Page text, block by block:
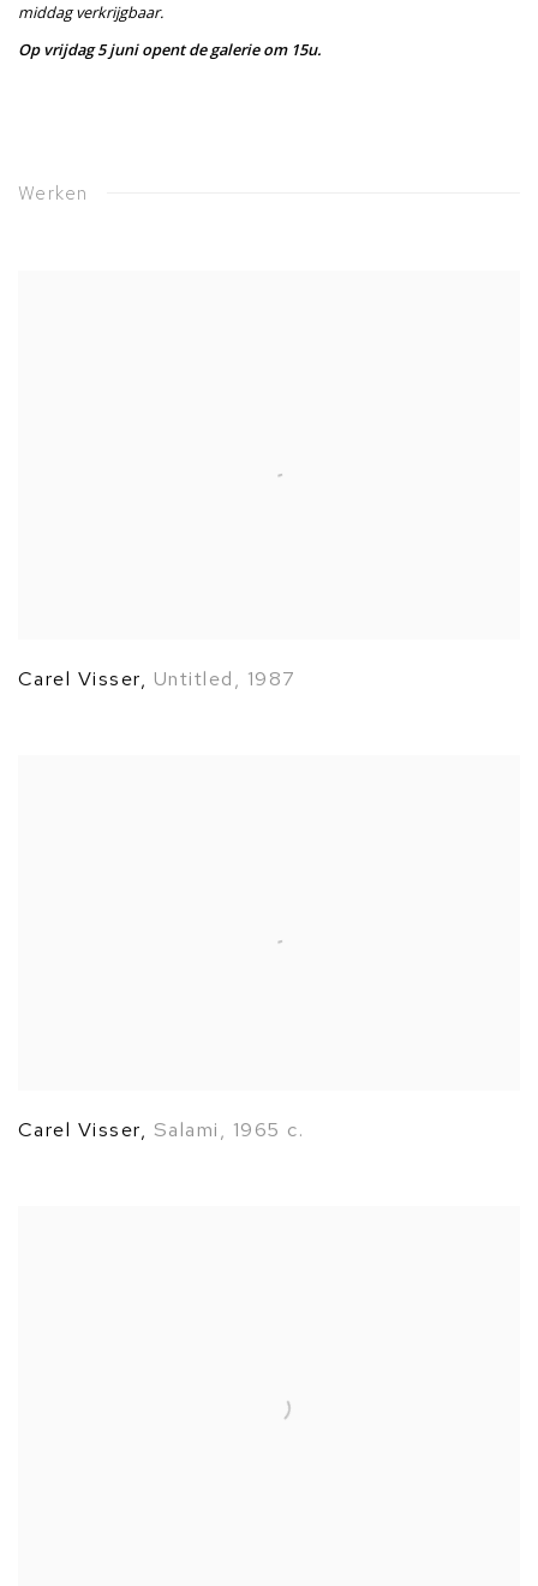
middag verkrijgbaar.
Op vrijdag 5 juni opent de galerie om 15u.
Werken
Carel Visser, Untitled, 1987
Carel Visser, Salami, 1965 c.